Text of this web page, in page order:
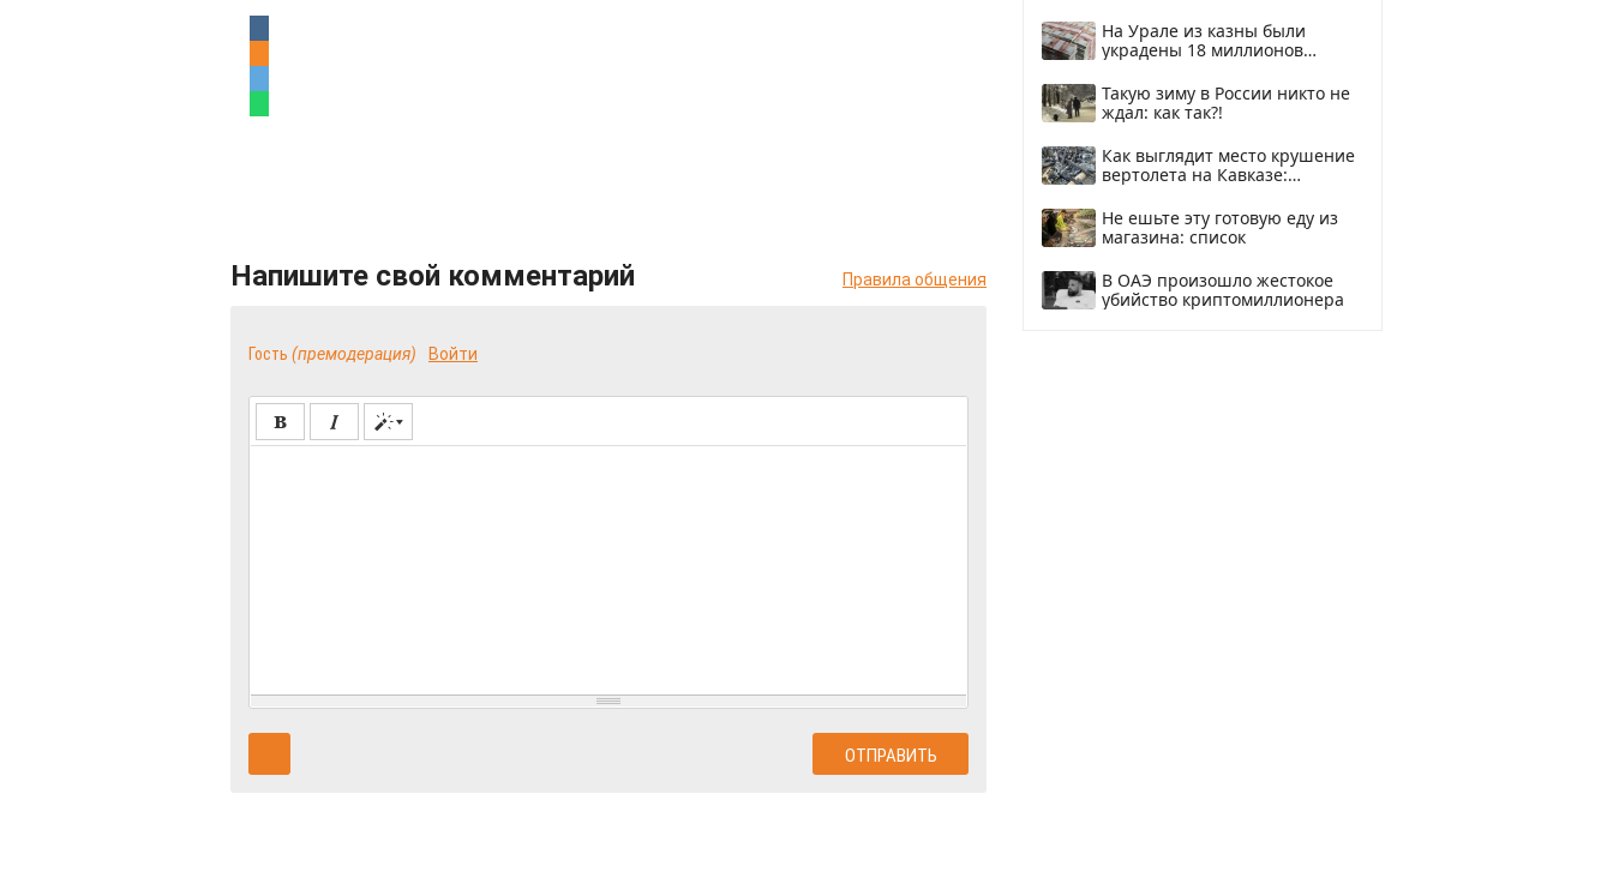
Напишите свой комментарий Правила общения
Гость (премодерация) Войти
На Урале из казны были
украдены 18 миллионов
Такую зиму в России никто не
ждал: как так?!
Как выглядит место крушение
вертолета на Кавказе:
Не ешьте эту готовую еду из
магазина: список
В ОАЭ произошло жестокое
убийство криптомиллионера